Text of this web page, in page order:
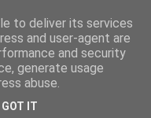
to deliver its services
and user-agent are
and security
generate usage
abuse.
GOT IT